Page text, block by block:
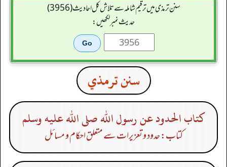
سنن ترمذی میں ترقیم شاملہ سے تلاش کل احادیث (3956)
حدیث نمبر لکھیں:
سنن ترمذي
كتاب الحدود عن رسول الله صلى الله عليه وسلم
کتاب: حدود و تعزیرات سے متعلق احکام و مسائل